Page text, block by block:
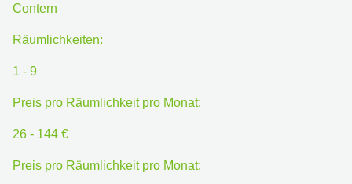
Contern
Räumlichkeiten:
1 - 9
Preis pro Räumlichkeit pro Monat:
26 - 144 €
Preis pro Räumlichkeit pro Monat: